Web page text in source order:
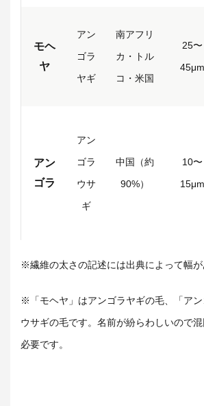
モヘ
ヤ
アン
ゴラ
ヤギ
南アフリ
カ・トル
コ・米国
25〜
45μm
アン
ゴラ
アン
ゴラ
ウサ
ギ
中国（約
90%）
10〜
15μm
※繊維の太さの記述には出典によって幅が
※「モヘヤ」はアンゴラヤギの毛、「ア
ウサギの毛です。名前が紛らわしいので
必要です。